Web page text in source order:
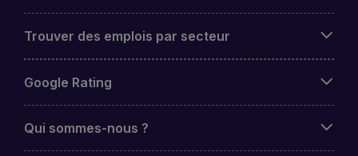
Trouver des emplois par secteur
Google Rating
Qui sommes-nous ?